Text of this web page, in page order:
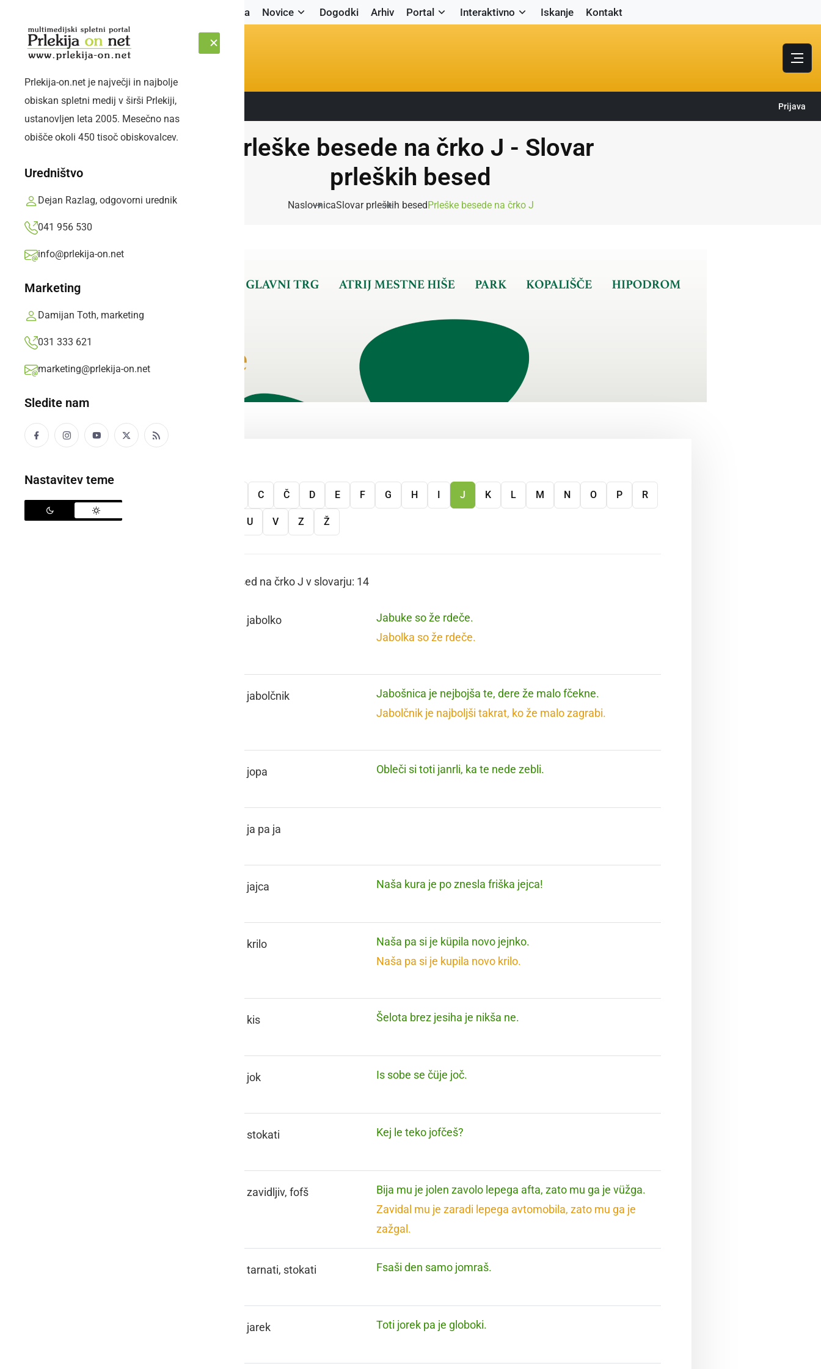
Naslovnica Novice Dogodki Arhiv Portal Interaktivno Iskanje Kontakt
PETEK, 7. AVGUST 2026 Sledite nam: Prijava
Prlekija-on.net je največji in najbolje
obiskan spletni medij v širši Prlekiji,
ustanovljen leta 2005. Mesečno nas
obišče okoli 450 tisoč obiskovalcev.
Uredništvo
Dejan Razlag, odgovorni urednik
041 956 530
info@prlekija-on.net
Marketing
Damijan Toth, marketing
031 333 621
marketing@prlekija-on.net
Sledite nam
Nastavitev teme
Prleške besede na črko J - Slovar
prleških besed
NaslovnicaSlovar prleških besedPrleške besede na črko J
C Č D E F G H I J K L M N O P R
U V Z Ž
Vseh prleških besed na črko J v slovarju: 14
jabolko
Jabuke so že rdeče.
Jabolka so že rdeče.
jabolčnik
Jabošnica je nejbojša te, dere že malo fčekne.
Jabolčnik je najboljši takrat, ko že malo zagrabi.
jopa Obleči si toti janrli, ka te nede zebli.
ja pa ja
jajca Naša kura je po znesla friška jejca!
krilo
Naša pa si je küpila novo jejnko.
Naša pa si je kupila novo krilo.
kis Šelota brez jesiha je nikša ne.
jok Is sobe se čüje joč.
stokati Kej le teko jofčeš?
zavidljiv, fofš
Bija mu je jolen zavolo lepega afta, zato mu ga je vüžga.
Zavidal mu je zaradi lepega avtomobila, zato mu ga je
zažgal.
tarnati, stokati Fsaši den samo jomraš.
jarek Toti jorek pa je globoki.